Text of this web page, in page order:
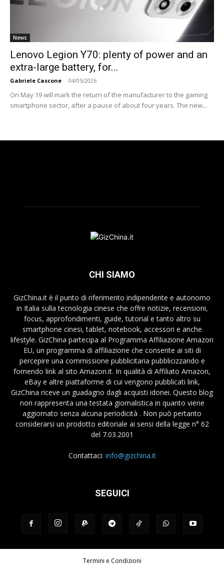
News
Lenovo Legion Y70: plenty of power and an
extra-large battery, for...
Gabriele Cascone - 04/05/2026
On May 19 will mark the return of the manufacturer to the gaming
smartphone sector, after a pause of about four years. The new...
CHI SIAMO
GizChina.it è il punto di riferimento indipendente e autonomo
in Italia sulla tecnologia cinese che offre notizie, recensioni,
focus, approfondimenti, guide, tutorial e tanto altro su
smartphone cinesi, tablet, notebook, accessori e anche
lifestyle. GizChina partecipa al Programma Affiliazione Amazon
EU, un programma di affiliazione che consente ai siti di
percepire una commissione pubblicitaria pubblicizzando e
fornendo link al sito Amazon.it. In qualità di Affiliato Amazon,
eBay e altre piattaforme di cui vengono pubblicati link,
GizChina riceve un guadagno dagli acquisti idonei. Questo blog
non rappresenta una testata giornalistica in quanto viene
aggiornato senza alcuna periodicità . Non può pertanto
considerarsi un prodotto editoriale ai sensi della legge n° 62
del 7.03.2001
Contattaci: info@gizchina.it
SEGUICI
Termini e Condizioni